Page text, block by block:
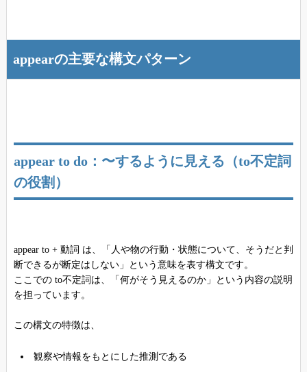
appearの主要な構文パターン
appear to do：〜するように見える（to不定詞
の役割）
appear to + 動詞 は、「人や物の行動・状態について、そうだと判
断できるが断定はしない」という意味を表す構文です。
ここでの to不定詞は、「何がそう見えるのか」という内容の説明
を担っています。
この構文の特徴は、
観察や情報をもとにした推測である